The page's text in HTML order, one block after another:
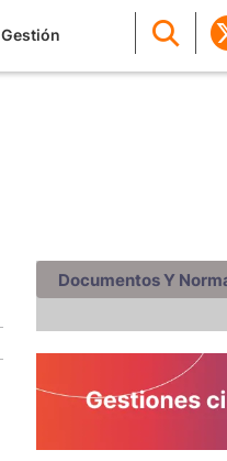
Gestión
Documentos Y